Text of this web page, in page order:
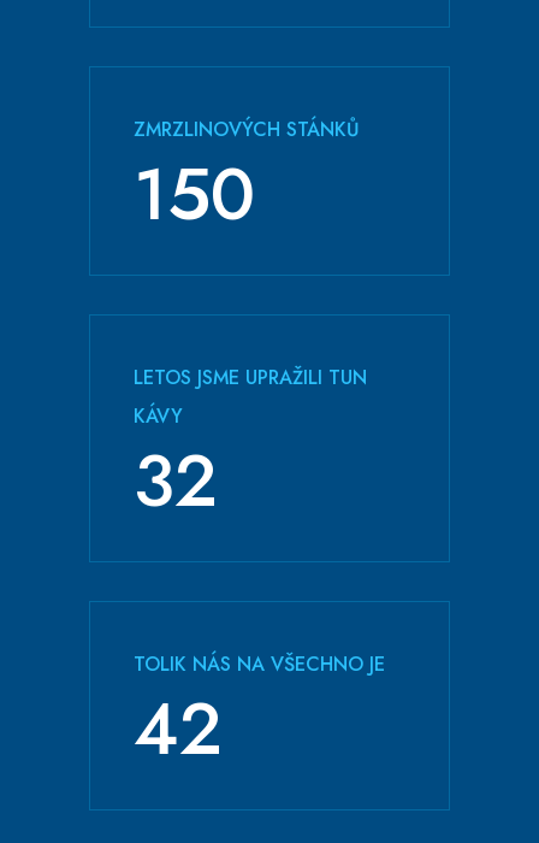
ZMRZLINOVÝCH STÁNKŮ
155
LETOS JSME UPRAŽILI TUN
KÁVY
33
TOLIK NÁS NA VŠECHNO JE
44